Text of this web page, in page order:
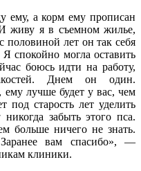
ему, а корм ему прописан
живу я в съемном жилье,
половиной лет он так себя
спокойно могла оставить
боюсь идти на работу,
Днем он один.
лучше будет у вас, чем
под старость лет уделить
забыть этого пса.
ничего не знать.
вам спасибо», —
клиники.